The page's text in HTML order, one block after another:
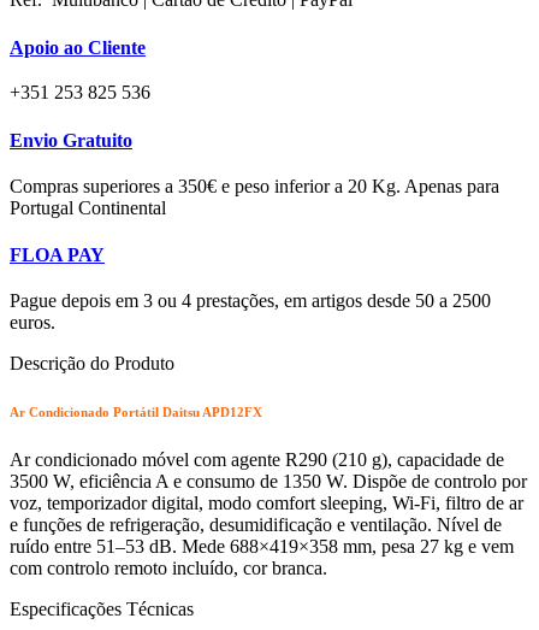
Apoio ao Cliente
+351 253 825 536
Envio Gratuito
Compras superiores a 350€ e peso inferior a 20 Kg. Apenas para
Portugal Continental
FLOA PAY
Pague depois em 3 ou 4 prestações, em artigos desde 50 a 2500
euros.
Descrição do Produto
Ar Condicionado Portátil Daitsu APD12FX
Ar condicionado móvel com agente R290 (210 g), capacidade de
3500 W, eficiência A e consumo de 1350 W. Dispõe de controlo por
voz, temporizador digital, modo comfort sleeping, Wi-Fi, filtro de ar
e funções de refrigeração, desumidificação e ventilação. Nível de
ruído entre 51–53 dB. Mede 688×419×358 mm, pesa 27 kg e vem
com controlo remoto incluído, cor branca.
Especificações Técnicas